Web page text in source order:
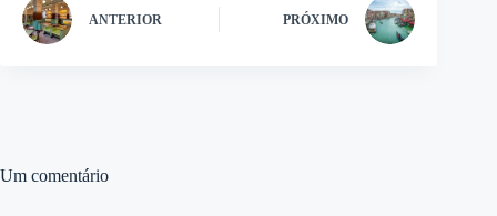
ANTERIOR PRÓXIMO
Um comentário